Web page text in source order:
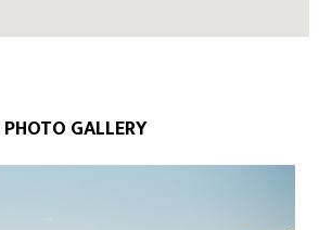
PHOTO GALLERY